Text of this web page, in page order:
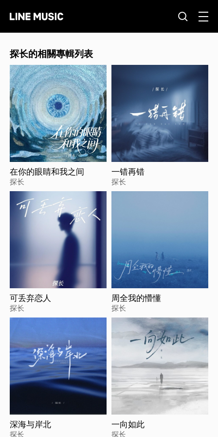
探长的相關專輯列表
在你的眼睛和我之间
探长
一错再错
探长
可丢弃恋人
探长
周全我的懵懂
探长
深海与岸北
探长
一向如此
探长